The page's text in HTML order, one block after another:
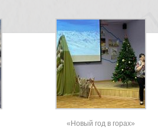
«Новый год в горах»